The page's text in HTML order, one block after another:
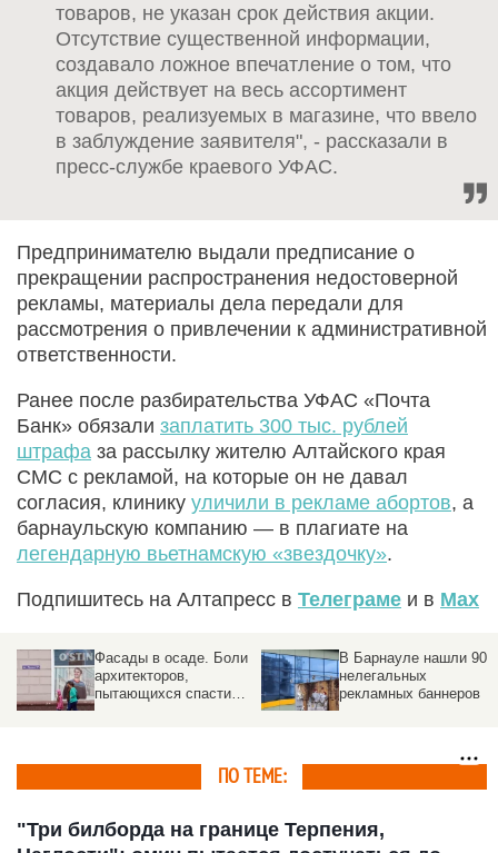
товаров, не указан срок действия акции.
Отсутствие существенной информации,
создавало ложное впечатление о том, что
акция действует на весь ассортимент
товаров, реализуемых в магазине, что ввело
в заблуждение заявителя", - рассказали в
пресс-службе краевого УФАС.
Предпринимателю выдали предписание о
прекращении распространения недостоверной
рекламы, материалы дела передали для
рассмотрения о привлечении к административной
ответственности.
Ранее после разбирательства УФАС «Почта
Банк» обязали заплатить 300 тыс. рублей
штрафа за рассылку жителю Алтайского края
СМС с рекламой, на которые он не давал
согласия, клинику уличили в рекламе абортов, а
барнаульскую компанию — в плагиате на
легендарную вьетнамскую «звездочку».
Подпишитесь на Алтапресс в Телеграме и в Max
Фасады в осаде. Боли
архитекторов,
пытающихся спасти
В Барнауле нашли 90
нелегальных
рекламных баннеров
ПО ТЕМЕ:
"Три билборда на границе Терпения,